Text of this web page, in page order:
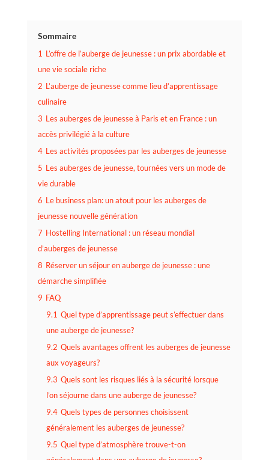
Sommaire
1 L’offre de l’auberge de jeunesse : un prix abordable et
une vie sociale riche
2 L’auberge de jeunesse comme lieu d’apprentissage
culinaire
3 Les auberges de jeunesse à Paris et en France : un
accès privilégié à la culture
4 Les activités proposées par les auberges de jeunesse
5 Les auberges de jeunesse, tournées vers un mode de
vie durable
6 Le business plan: un atout pour les auberges de
jeunesse nouvelle génération
7 Hostelling International : un réseau mondial
d’auberges de jeunesse
8 Réserver un séjour en auberge de jeunesse : une
démarche simplifiée
9 FAQ
9.1 Quel type d’apprentissage peut s’effectuer dans
une auberge de jeunesse?
9.2 Quels avantages offrent les auberges de jeunesse
aux voyageurs?
9.3 Quels sont les risques liés à la sécurité lorsque
l’on séjourne dans une auberge de jeunesse?
9.4 Quels types de personnes choisissent
généralement les auberges de jeunesse?
9.5 Quel type d’atmosphère trouve-t-on